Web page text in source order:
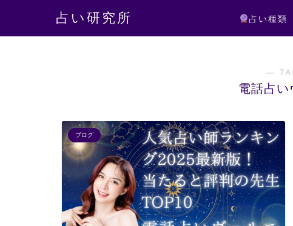
占い研究所 占い種類
―
電話占い
ブログ